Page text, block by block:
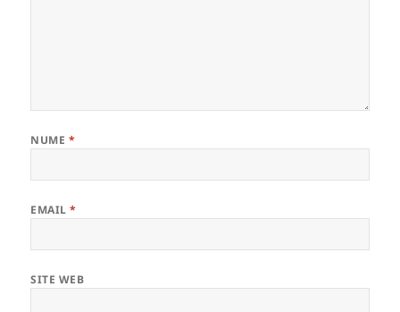
NUME *
EMAIL*
SITE WEB